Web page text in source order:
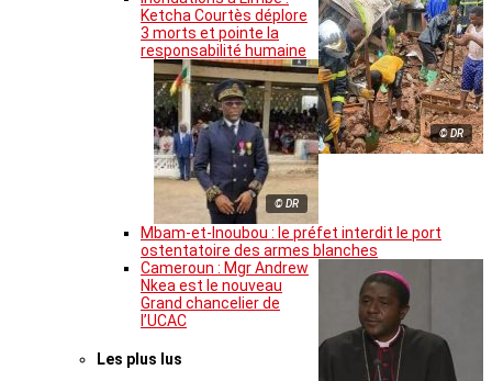
© DR
Ketcha Courtès déplore
3 morts et pointe la
responsabilité humaine
© DR
Mbam-et-Inoubou : le préfet interdit le port
ostentatoire des armes blanches
Cameroun : Mgr Andrew
Nkea est le nouveau
Grand chancelier de
l’UCAC
Les plus lus